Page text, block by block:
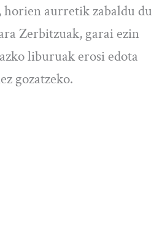
aurretik zabaldu du
Zerbitzuak, garai ezin
liburuak erosi edota
gozatzeko.